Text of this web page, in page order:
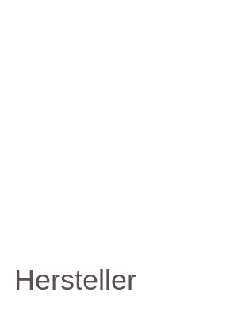
Hersteller